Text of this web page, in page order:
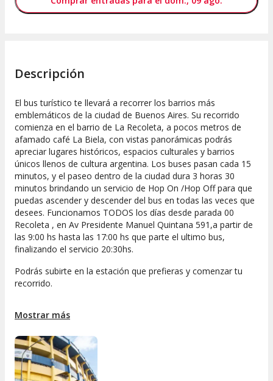
Descripción
El bus turístico te llevará a recorrer los barrios más
emblemáticos de la ciudad de Buenos Aires. Su recorrido
comienza en el barrio de La Recoleta, a pocos metros de
afamado café La Biela, con vistas panorámicas podrás
apreciar lugares históricos, espacios culturales y barrios
únicos llenos de cultura argentina. Los buses pasan cada 15
minutos, y el paseo dentro de la ciudad dura 3 horas 30
minutos brindando un servicio de Hop On /Hop Off para que
puedas ascender y descender del bus en todas las veces que
desees. Funcionamos TODOS los días desde parada 00
Recoleta , en Av Presidente Manuel Quintana 591,a partir de
las 9:00 hs hasta las 17:00 hs que parte el ultimo bus,
finalizando el servicio 20:30hs.
Podrás subirte en la estación que prefieras y comenzar tu
recorrido.
por el tránsito dentro de la ciudad, factores climáticos y
motivos de fuerza mayor.
Mostrar más